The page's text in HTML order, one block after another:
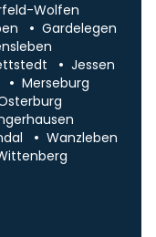
Wolfen
Gardelegen
Jessen
Merseburg
Wanzleben